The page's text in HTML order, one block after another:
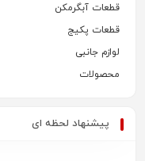
قطعات آبگرمکن
قطعات پکیج
لوازم جانبی
محصولات
پیشنهاد لحظه ای